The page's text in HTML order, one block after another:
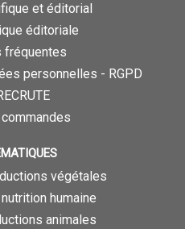
et éditorial
éditoriale
fréquentes
personnelles - RGPD
végétales
humaine
animales